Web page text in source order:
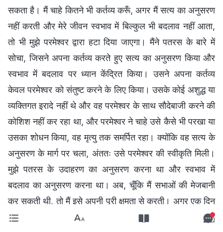
सकता है। मैं चाहे कितने भी कर्तव्य करूँ, अगर मैं सत्य का अनुसरण
नहीं करती और मेरे जीवन स्वभाव में बिल्कुल भी बदलाव नहीं आता,
तो भी मुझे परमेश्वर द्वारा हटा दिया जाएगा। मैंने पतरस के बारे में
सोचा, जिसने अपना कर्तव्य करते हुए सत्य का अनुसरण किया और
स्वभाव में बदलाव पर ध्यान केंद्रित किया। उसने अपना कर्तव्य
केवल परमेश्वर को संतुष्ट करने के लिए किया। उसके कोई अशुद्ध या
व्यक्तिगत इरादे नहीं थे और वह परमेश्वर के साथ सौदेबाजी करने की
कोशिश नहीं कर रहा था, और परमेश्वर ने चाहे उसे कैसे भी परखा या
उसका शोधन किया, वह मृत्यु तक समर्पित रहा। क्योंकि वह सत्य के
अनुसरण के मार्ग पर चला, अंततः उसे परमेश्वर की स्वीकृति मिली।
मुझे पतरस के उदाहरण का अनुसरण करना था और स्वभाव में
बदलाव का अनुसरण करना था। अब, चूँकि मैं सभाओं की मेजबानी
कर सकती थी, तो मैं इसे अपनी पूरी क्षमता से करती। अगर एक दिन
मैं गंभीर रूप से बीमार हो गई और सभाओं में शामिल होने या अपने